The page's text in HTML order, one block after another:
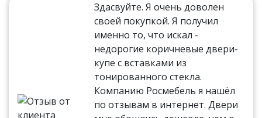
Здасвуйте. Я очень доволен
своей покупкой. Я получил
именно то, что искал -
недорогие коричневые двери-
купе с вставками из
тонированного стекла.
Компанию Росмебель я нашёл
по отзывам в интернет. Двери